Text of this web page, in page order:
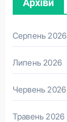
Архіви
Серпень 2026
Липень 2026
Червень 2026
Травень 2026